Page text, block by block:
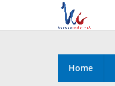
content
Home